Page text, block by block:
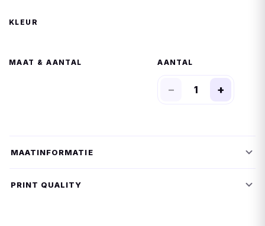
MAAT
− +
MAATINFORMATIE
PRINT QUALITY